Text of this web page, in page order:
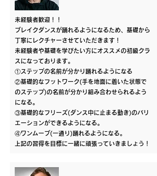
未経験者歓迎！！
ブレイクダンスが踊れるようになるため、基礎から
丁寧にレクチャーさせていただきます！
未経験者や基礎を学びたい方にオススメの初級クラ
スになっております。
①ステップの名前が分かり踊れるようになる
②基礎的なフットワーク(手を地面に着いた状態で
のステップ)の名前が分かり組み合わせられるよう
になる。
③基礎的なフリーズ(ダンス中に止まる動き)のバリ
エーションができるようになる。
④ワンムーブ(一通り)踊れるようになる。
上記の習得を目標に一緒に頑張っていきましょう！